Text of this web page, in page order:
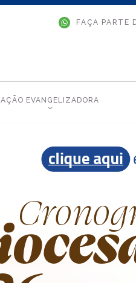
FAÇA PARTE
AÇÃO EVANGELIZADORA